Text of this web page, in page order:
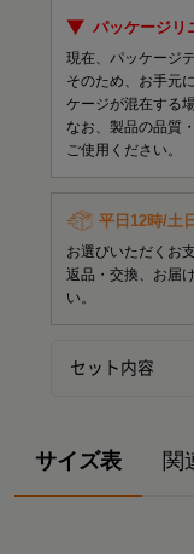
パッケージリ
現在、パッケージ
そのため、お手元
ケージが混在する
なお、製品の品質
ご使用ください。
平日12時/土
お選びいただくお
返品・交換、お届
い。
セット内容
サイズ表 関